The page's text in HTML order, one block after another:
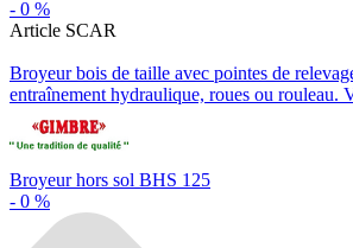
- 0 %
Article SCAR
Broyeur bois de taille avec pointes de
entraînement hydraulique, roues ou rouleau.
Broyeur hors sol BHS 125
- 0 %